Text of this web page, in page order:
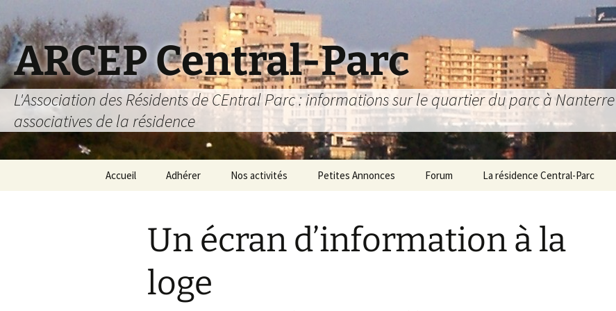
au
contenu
ARCEP Central-Parc
L'Association des Résidents de CEntral Parc : informations sur le quartier du parc à
associatives de la résidence
Accueil Adhérer
Adhérer
S’abonner au site
Nos activités
Prêt de matériel
Petites Annonces Forum La résidence Central-Parc
Le Livret d’Accueil
Un écran d’information à la
loge